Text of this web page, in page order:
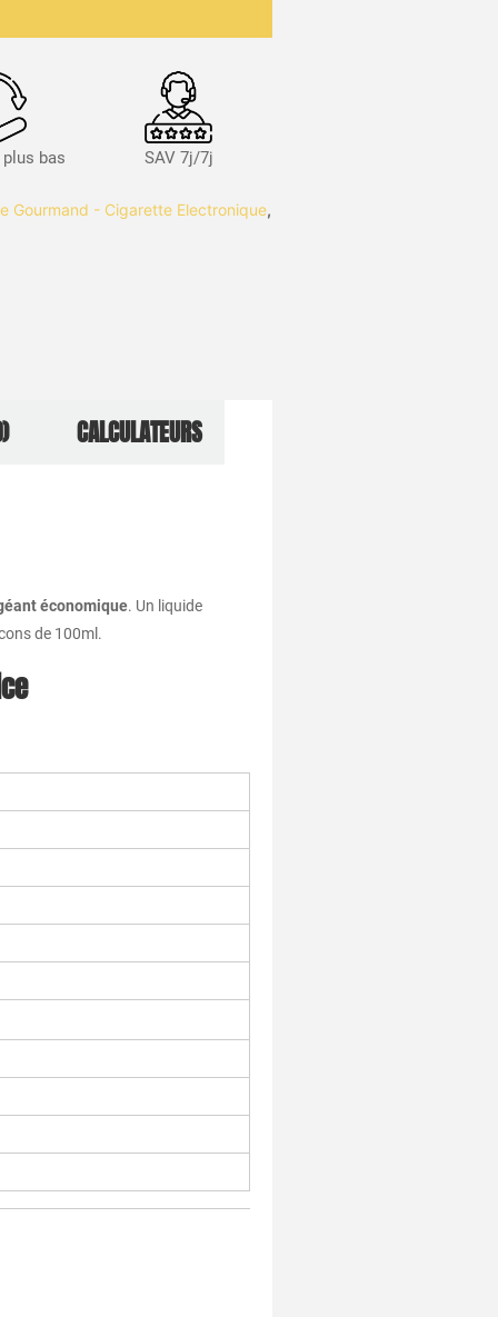
bas SAV 7j/7j
Gourmand - Cigarette Electronique,
CALCULATEURS
économique. Un liquide
de 100ml.